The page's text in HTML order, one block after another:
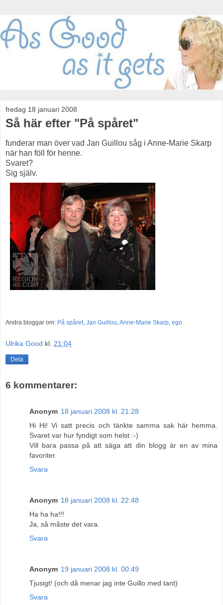
fredag 18 januari 2008
Så här efter "På spåret"
funderar man över vad Jan Guillou såg i Anne-Marie Skarp
när han föll för henne.
Svaret?
Sig själv.
Andra bloggar om: På spåret, Jan Guillou,Anne-Marie Skarp, ego
Ulrika Good kl. 21:04
Dela
6 kommentarer:
Anonym 18 januari 2008 kl. 21:28
Hi Hi! Vi satt precis och tänkte samma sak här hemma.
Svaret var hur fyndigt som helst :-)
Vill bara passa på att säga att din blogg är en av mina
favoriter.
Svara
Anonym 18 januari 2008 kl. 22:48
Ha ha ha!!!
Ja, så måste det vara.
Svara
Anonym 19 januari 2008 kl. 00:49
Tjusigt! (och då menar jag inte Guillo med tant)
Svara